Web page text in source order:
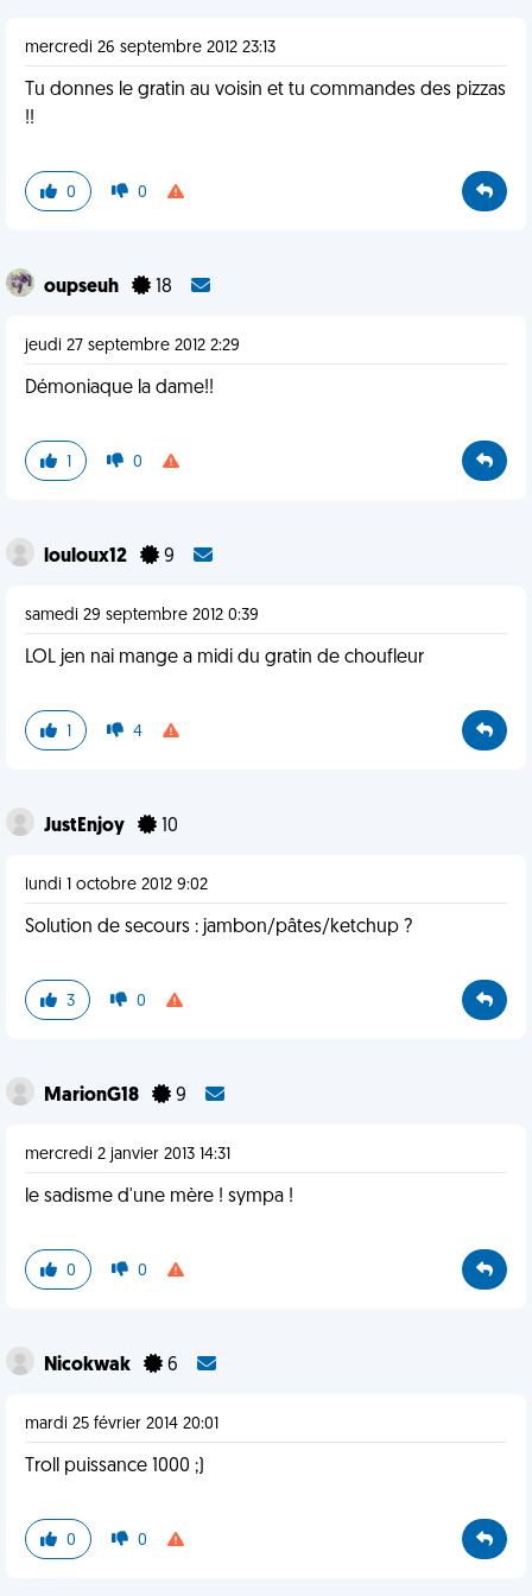
mercredi 26 septembre 2012 23:13
Tu donnes le gratin au voisin et tu commandes des pizzas
!!
0 0
oupseuh 18
jeudi 27 septembre 2012 2:29
Démoniaque la dame!!
1 0
louloux12 9
samedi 29 septembre 2012 0:39
LOL jen nai mange a midi du gratin de choufleur
1 4
JustEnjoy 10
lundi 1 octobre 2012 9:02
Solution de secours : jambon/pâtes/ketchup ?
3 0
MarionG18 9
mercredi 2 janvier 2013 14:31
le sadisme d'une mère ! sympa !
0 0
Nicokwak 6
mardi 25 février 2014 20:01
Troll puissance 1000 ;)
0 0